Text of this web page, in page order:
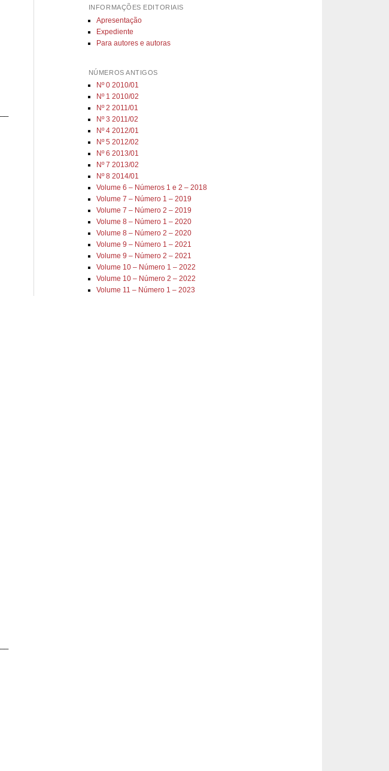
INFORMAÇÕES EDITORIAIS
Apresentação
Expediente
Para autores e autoras
NÚMEROS ANTIGOS
Nº 0 2010/01
Nº 1 2010/02
Nº 2 2011/01
Nº 3 2011/02
Nº 4 2012/01
Nº 5 2012/02
Nº 6 2013/01
Nº 7 2013/02
Nº 8 2014/01
Volume 6 – Números 1 e 2 – 2018
Volume 7 – Número 1 – 2019
Volume 7 – Número 2 – 2019
Volume 8 – Número 1 – 2020
Volume 8 – Número 2 – 2020
Volume 9 – Número 1 – 2021
Volume 9 – Número 2 – 2021
Volume 10 – Número 1 – 2022
Volume 10 – Número 2 – 2022
Volume 11 – Número 1 – 2023